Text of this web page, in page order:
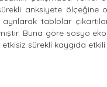
anksiyete ölçeğine
tablolar
Buna göre sosyo
sürekli kaygıda